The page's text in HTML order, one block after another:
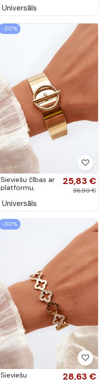
rozā zelta krāsā
Universāls
-30%
Sieviešu čības ar
platformu,
motīviem, rozā
25,83 €
36,90 €
Universāls
-30%
Sieviešu
28,63 €